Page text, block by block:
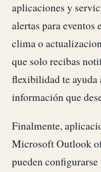
aplicaciones y
alertas para eventos
clima o
que solo recibas
flexibilidad te ayuda
información que
Finalmente,
Microsoft Outlook
pueden